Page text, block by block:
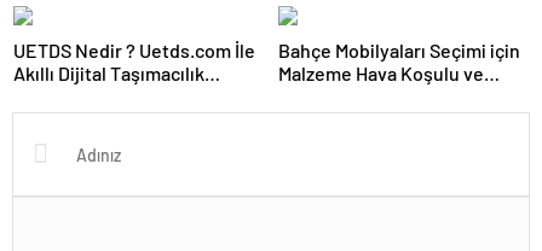
Karar Duruşmasına Çevrildi
UETDS Nedir ? Uetds.com İle
Akıllı Dijital Taşımacılık
Bahçe Mobilyaları Seçimi için
Malzeme Hava Koşulu ve